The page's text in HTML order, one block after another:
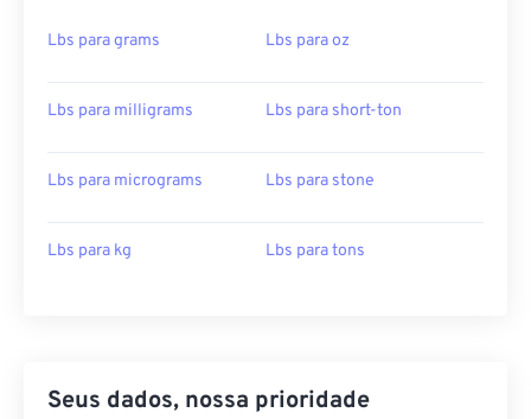
Lbs para grams Lbs para oz
Lbs para milligrams Lbs para short-ton
Lbs para micrograms Lbs para stone
Lbs para kg Lbs para tons
Seus dados, nossa prioridade